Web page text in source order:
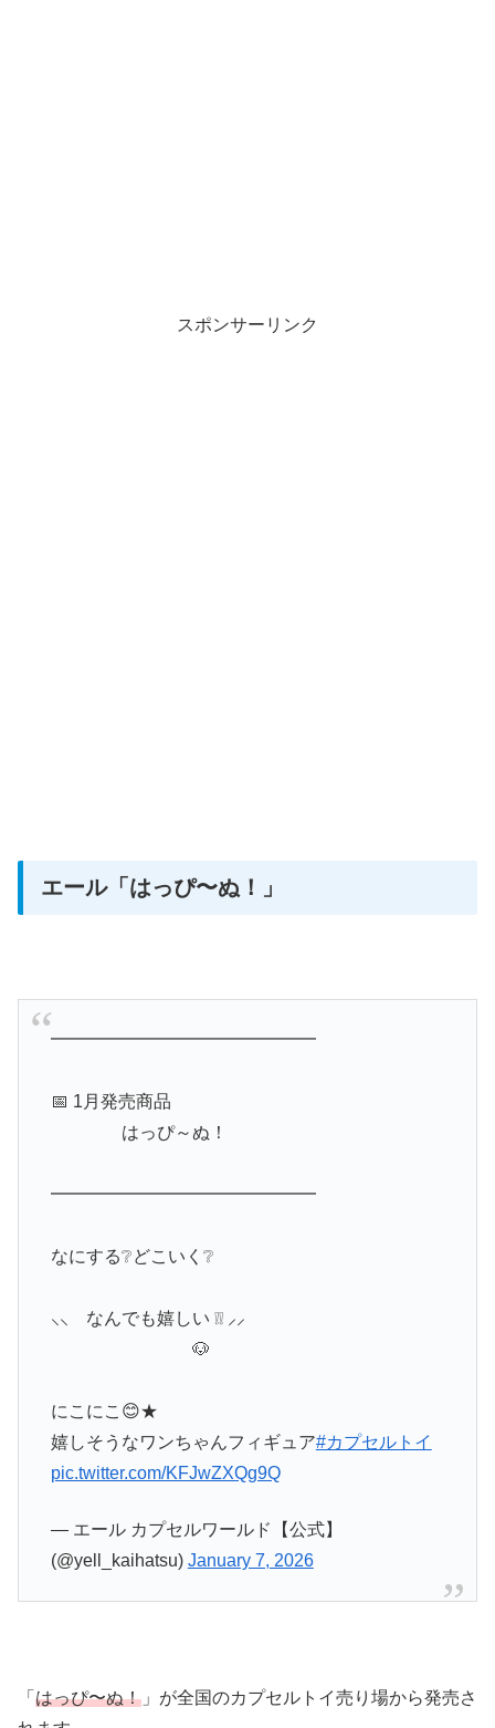
スポンサーリンク
エール「はっぴ〜ぬ！」
━━━━━━━━━━━━━━━
📅 1月発売商品
はっぴ～ぬ！
━━━━━━━━━━━━━━━
なにする❔どこいく❔
⸜⸜ なんでも嬉しい ❕❕ ⸝⸝
🐶
にこにこ😊★
嬉しそうなワンちゃんフィギュア#カプセルトイ
pic.twitter.com/KFJwZXQg9Q
— エール カプセルワールド【公式】
(@yell_kaihatsu) January 7, 2026
「 はっぴ〜ぬ！ 」が全国のカプセルトイ売り場から発売さ